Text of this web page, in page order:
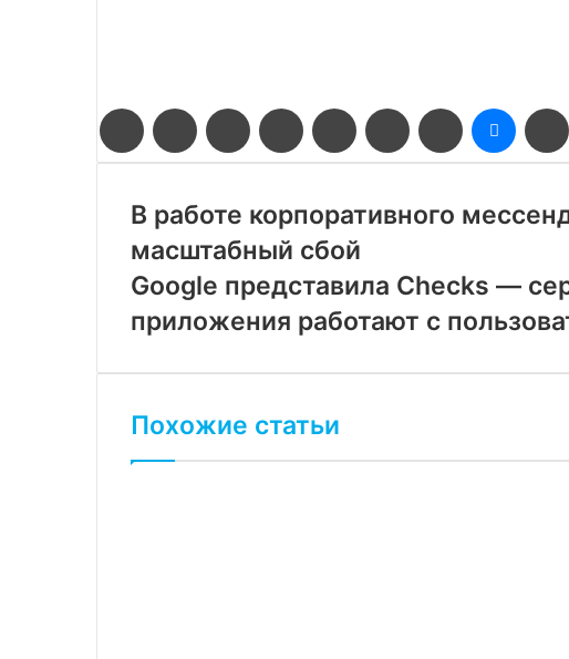
FacebookTwitter LinkedIn Pinterest Reddit ВконтактеОдноклассники
В работе корпоративного
масштабный сбой
Google представила Checks —
приложения работают с
Похожие статьи